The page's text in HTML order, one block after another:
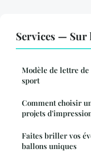
Services — Sur
Modèle de lettre
sport
Comment choisir
projets
Faites briller vos
ballons uniques